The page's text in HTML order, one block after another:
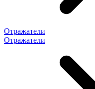
Отражатели
Отражатели